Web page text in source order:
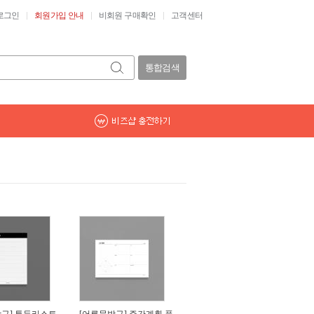
그인 회원가입 안내 비회원 구매확인 고객센터
통합검색